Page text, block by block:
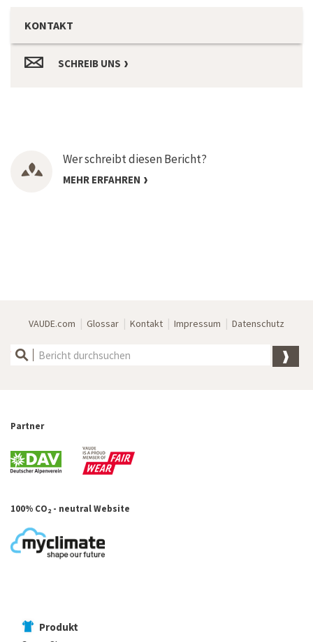
KONTAKT
SCHREIB UNS
Wer schreibt diesen Bericht?
MEHR ERFAHREN
VAUDE.com | Glossar | Kontakt | Impressum | Datenschutz
Partner
100% CO2 - neutral Website
Produkt